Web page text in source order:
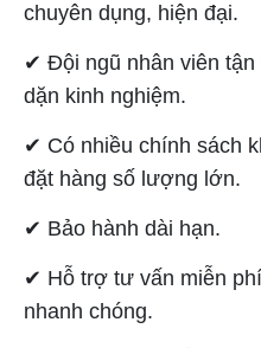
chuyên dụng, hiện đại.
✔︎ Đội ngũ nhân viên
dặn kinh nghiệm.
✔︎ Có nhiều chính sách
đặt hàng số lượng lớn.
✔︎ Bảo hành dài hạn.
✔︎ Hỗ trợ tư vấn miễn
nhanh chóng.